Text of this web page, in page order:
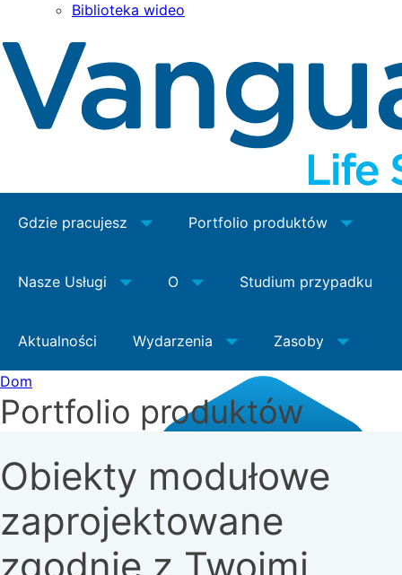
Biblioteka wideo
Gdzie pracujesz Portfolio produktów
Nasze Usługi O Studium przypadku
Aktualności Wydarzenia Zasoby
Dom
Portfolio produktów
Obiekty modułowe
zaprojektowane
zgodnie z Twoimi